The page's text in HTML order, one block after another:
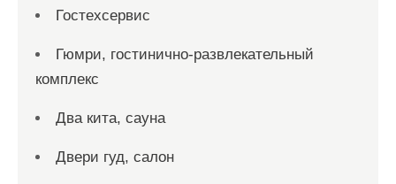
Гостехсервис
Гюмри, гостинично-развлекательный
комплекс
Два кита, сауна
Двери гуд, салон